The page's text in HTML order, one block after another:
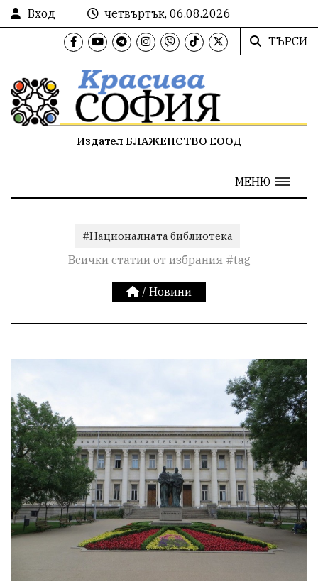
Вход
четвъртък, 06.08.2026
ТЪРСИ
Издател БЛАЖЕНСТВО ЕООД
МЕНЮ
#Националната библиотека
Всички статии от избрания #tag
/ Новини